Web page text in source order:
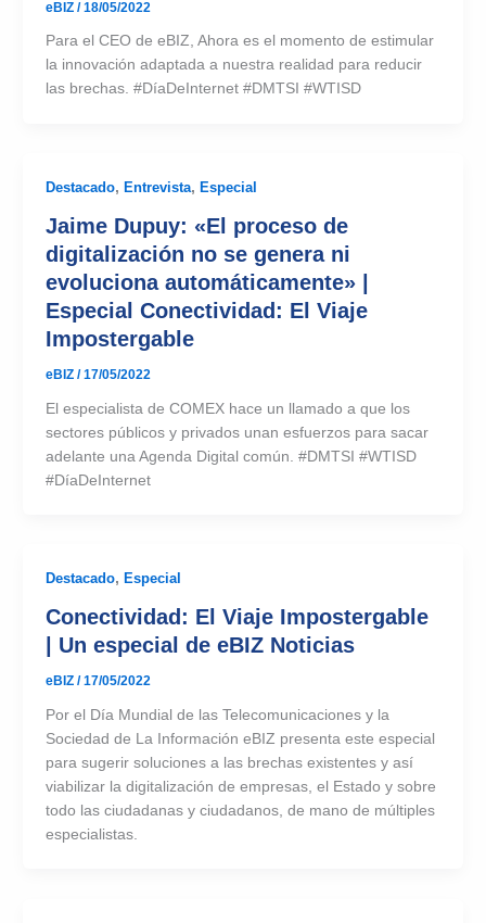
eBIZ /18/05/2022
Para el CEO de eBIZ, Ahora es el momento de estimular
la innovación adaptada a nuestra realidad para reducir
las brechas. #DíaDeInternet #DMTSI #WTISD
Destacado, Entrevista, Especial
Jaime Dupuy: «El proceso de
digitalización no se genera ni
evoluciona automáticamente» |
Especial Conectividad: El Viaje
Impostergable
eBIZ /17/05/2022
El especialista de COMEX hace un llamado a que los
sectores públicos y privados unan esfuerzos para sacar
adelante una Agenda Digital común. #DMTSI #WTISD
#DíaDeInternet
Destacado, Especial
Conectividad: El Viaje Impostergable
| Un especial de eBIZ Noticias
eBIZ /17/05/2022
Por el Día Mundial de las Telecomunicaciones y la
Sociedad de La Información eBIZ presenta este especial
para sugerir soluciones a las brechas existentes y así
viabilizar la digitalización de empresas, el Estado y sobre
todo las ciudadanas y ciudadanos, de mano de múltiples
especialistas.